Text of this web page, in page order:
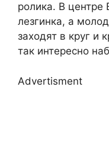
ролика. В центре
лезгинка, а
заходят в круг и
так интересно
Advertisment